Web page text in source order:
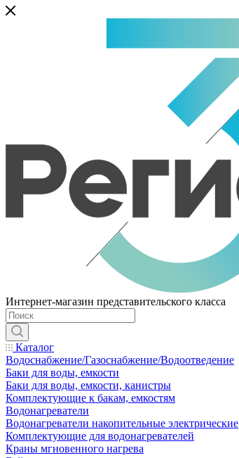
Интернет-магазин представительского класса
Каталог
Водоснабжение/Газоснабжение/Водоотведение
Баки для воды, емкости
Баки для воды, емкости, канистры
Комплектующие к бакам, емкостям
Водонагреватели
Водонагреватели накопительные электрические
Комплектующие для водонагревателей
Краны мгновенного нагрева